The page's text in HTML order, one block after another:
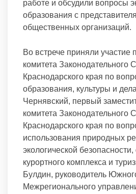
работе и обсудили вопросы
образования с
общественных организаций.
Во встрече приняли участие
комитета Законодательного
Краснодарского края по
образования, культуры и
Чернявский, первый
комитета Законодательного
Краснодарского края по
использования природных
экологической
курортного комплекса и
Булдин, руководитель
Межрегионального